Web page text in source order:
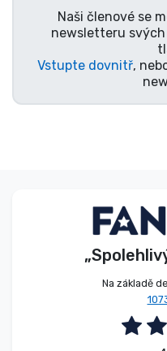
Naši členové se
newsletteru
Vstupte dovnitř,
Na základě